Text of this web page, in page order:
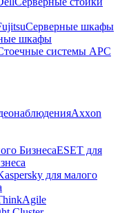
Серверные шкафы
шкафы
системы APC
Axxon
БизнесаESET для
для малого